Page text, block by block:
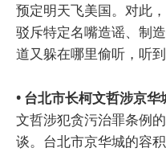
预定明天飞美国。对此
驳斥特定名嘴造谣、制
道又躲在哪里偷听，听到
• 台北市长柯文哲涉京
文哲涉犯贪污治罪条例
谈。台北市京华城的容